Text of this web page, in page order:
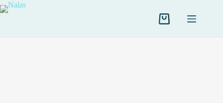
Salta
al
Carrello